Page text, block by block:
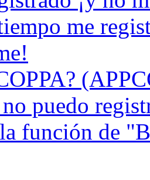
me
puedo
función de